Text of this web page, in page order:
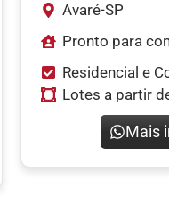
Avaré-SP
Pronto para
Residencial e
Lotes a partir
Mais